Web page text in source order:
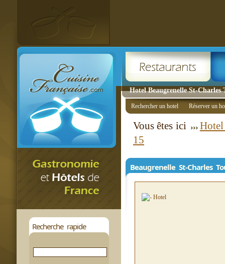
Hotel Beaugrenelle St-Charles
Recherche rapide
Rechercher un hotel Réserver un
Vous êtes ici
15
Beaugrenelle St-Charles